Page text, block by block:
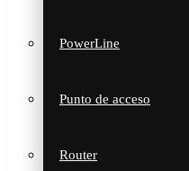
PowerLine
Punto de acceso
Router